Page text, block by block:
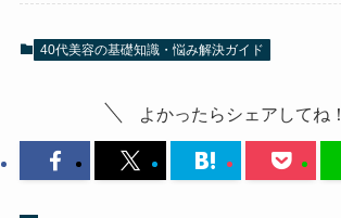
40代美容の基礎知識・悩み解決ガイド
よかったらシェアしてね！